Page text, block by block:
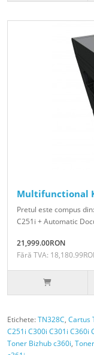
Multifunctional
Pretul este compus
C251i + Automatic
21,999.00RON
Fără TVA:
Etichete:TN328C, Cartus
C251i C300i C301i C360i
Toner Bizhub c360i,